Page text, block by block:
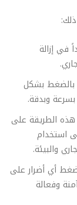
في إزالة
بالضغط بشكل
وبدقة.
هذه الطريقة على
استخدام
والبيئة.
أي أضرار على
وفعالة